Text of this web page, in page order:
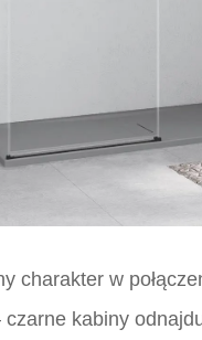
charakter w
czarne kabiny